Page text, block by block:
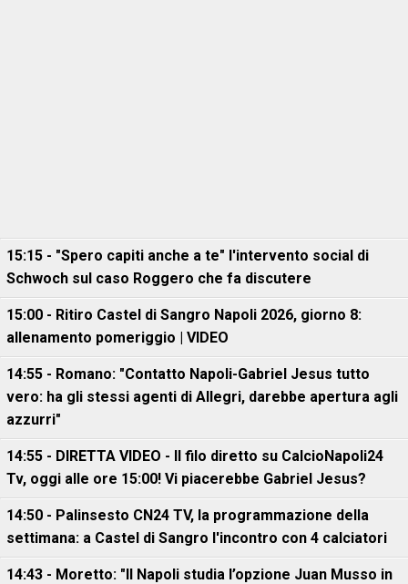
15:15 - "Spero capiti anche a te" l'intervento social di
Schwoch sul caso Roggero che fa discutere
15:00 - Ritiro Castel di Sangro Napoli 2026, giorno 8:
allenamento pomeriggio | VIDEO
14:55 - Romano: "Contatto Napoli-Gabriel Jesus tutto
vero: ha gli stessi agenti di Allegri, darebbe apertura agli
azzurri"
14:55 - DIRETTA VIDEO - Il filo diretto su CalcioNapoli24
Tv, oggi alle ore 15:00! Vi piacerebbe Gabriel Jesus?
14:50 - Palinsesto CN24 TV, la programmazione della
settimana: a Castel di Sangro l'incontro con 4 calciatori
14:43 - Moretto: "Il Napoli studia l’opzione Juan Musso in